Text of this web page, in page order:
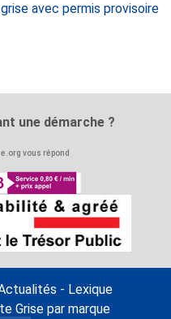
avec permis provisoire
une démarche ?
vous répond
- Lexique
Grise par marque